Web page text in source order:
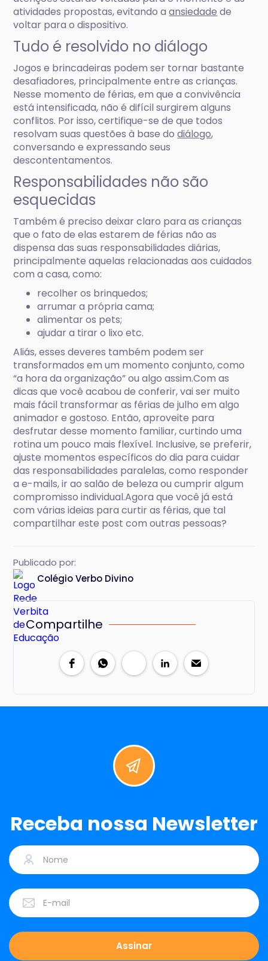
atividades propostas, evitando aansiedade de
voltar para o dispositivo.
Tudo é resolvido no diálogo
Jogos e brincadeiras podem ser tornar bastante
desafiadores, principalmente entre as crianças.
Nesse momento de férias, em que a convivência
está intensificada, não é difícil surgirem alguns
conflitos. Por isso, certifique-se de que todos
resolvam suas questões à base dodiálogo,
conversando e expressando seus
descontentamentos.
Responsabilidades não são
esquecidas
Também é preciso deixar claro para as crianças
que o fato de elas estarem de férias não as
dispensa das suas responsabilidades diárias,
principalmente aquelas relacionadas aos cuidados
com a casa, como:
recolher os brinquedos;
arrumar a própria cama;
alimentar os pets;
ajudar a tirar o lixo etc.
Aliás, esses deveres também podem ser
transformados em um momento conjunto, como
“a hora da organização” ou algo assim.Com as
dicas que você acabou de conferir, vai ser muito
mais fácil transformar as férias de julho em algo
animador e gostoso. Então, aproveite para
desfrutar desse momento familiar, curtindo uma
rotina um pouco mais flexível. Inclusive, se preferir,
ajuste momentos específicos do dia para cuidar
das responsabilidades paralelas, como responder
a e-mails, ir ao salão de beleza ou cumprir algum
compromisso individual.Agora que você já está
com várias ideias para curtir as férias, que tal
compartilhar este post com outras pessoas?
Publicado por:
Colégio Verbo Divino
Compartilhe
Receba nossa Newsletter